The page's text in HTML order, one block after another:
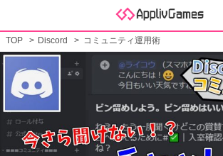
TOP Discord コミュニティ運用術